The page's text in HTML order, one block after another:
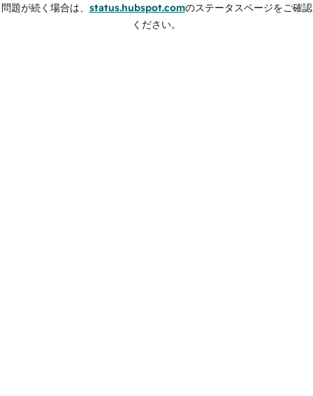
問題が続く場合は、 status.hubspot.comのステータスページをご確認
ください。